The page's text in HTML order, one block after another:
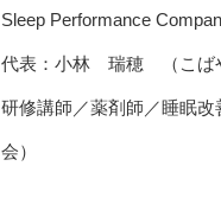
Sleep Performance
代表：小林 瑞穂 （こば
研修講師／薬剤師／睡眠
会）